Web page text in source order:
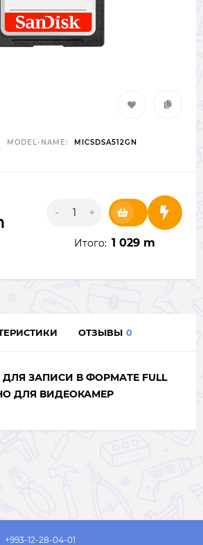
MODEL-NAME: MICSDSA512GN
- +
Итого: 1 029 m
ОТЗЫВЫ 0
ЗАПИСИ В ФОРМАТЕ FULL
ДЛЯ ВИДЕОКАМЕР
+993-12-28-04-01